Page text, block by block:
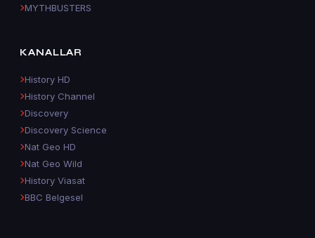
MYTHBUSTERS
KANALLAR
History HD
History Channel
Discovery
Discovery Science
Nat Geo HD
Nat Geo Wild
History Viasat
BBC Belgesel